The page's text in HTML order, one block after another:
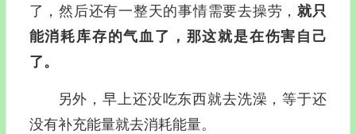
了，然后还有一整天的事情需要去操劳，就只
能消耗库存的气血了，那这就是在伤害自己
了。
另外，早上还没吃东西就去洗澡，等于还
没有补充能量就去消耗能量。